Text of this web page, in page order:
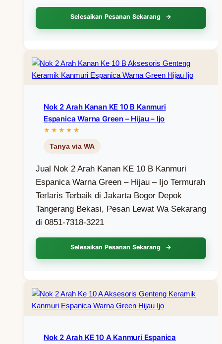
Selesaikan Pesanan Sekarang
Nok 2 Arah Kanan KE 10 B Kanmuri
Espanica Warna Green – Hijau – Ijo
Jual Nok 2 Arah Kanan KE 10 B Kanmuri
Espanica Warna Green – Hijau – Ijo Termurah
Terlaris Terbaik di Jakarta Bogor Depok
Tangerang Bekasi, Pesan Lewat Wa Sekarang
di 0851-7318-3221
Selesaikan Pesanan Sekarang
Nok 2 Arah KE 10 A Kanmuri Espanica